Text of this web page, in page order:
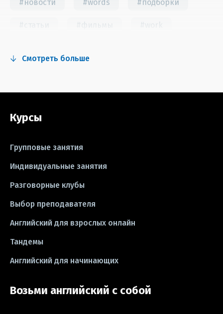
#новости #words #подборки
#grammar #writing #упражнения
#песни
#школа #игры
#CV #резюме
#idioms #эссе
Смотреть больше
Курсы
Групповые занятия
Индивидуальные занятия
Разговорные клубы
Выбор преподавателя
Английский для взрослых онлайн
Тандемы
Английский для начинающих
Возьми английский с собой